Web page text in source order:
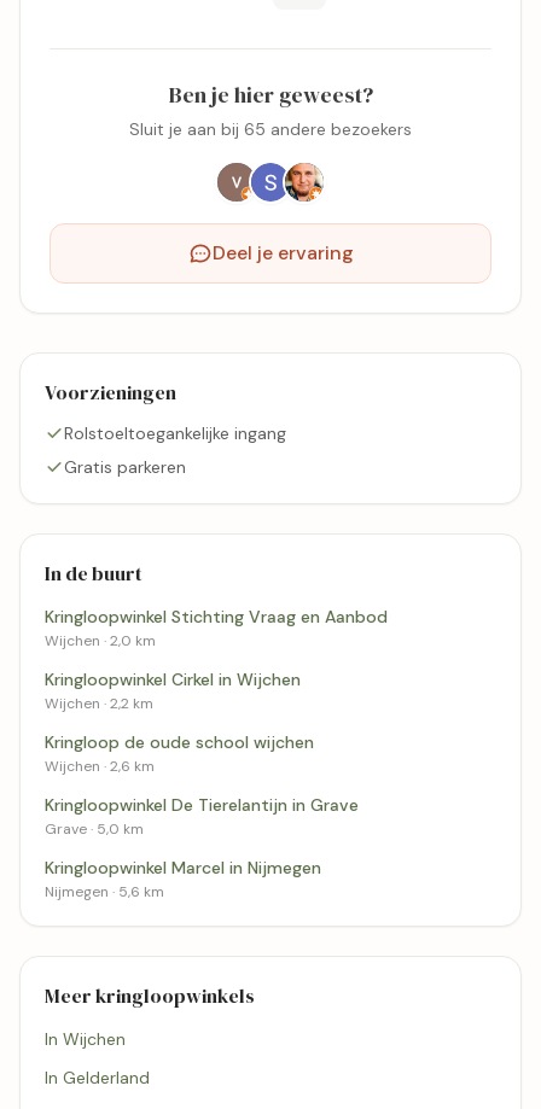
Ben je hier geweest?
Sluit je aan bij 65 andere bezoekers
Deel je ervaring
Voorzieningen
Rolstoeltoegankelijke ingang
Gratis parkeren
In de buurt
Kringloopwinkel Stichting Vraag en Aanbod
Wijchen · 2,0 km
Kringloopwinkel Cirkel in Wijchen
Wijchen · 2,2 km
Kringloop de oude school wijchen
Wijchen · 2,6 km
Kringloopwinkel De Tierelantijn in Grave
Grave · 5,0 km
Kringloopwinkel Marcel in Nijmegen
Nijmegen · 5,6 km
Meer kringloopwinkels
In Wijchen
In Gelderland